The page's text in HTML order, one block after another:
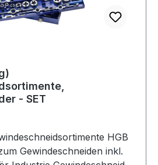
- SET
HGB
Gewindeschneiden inkl.